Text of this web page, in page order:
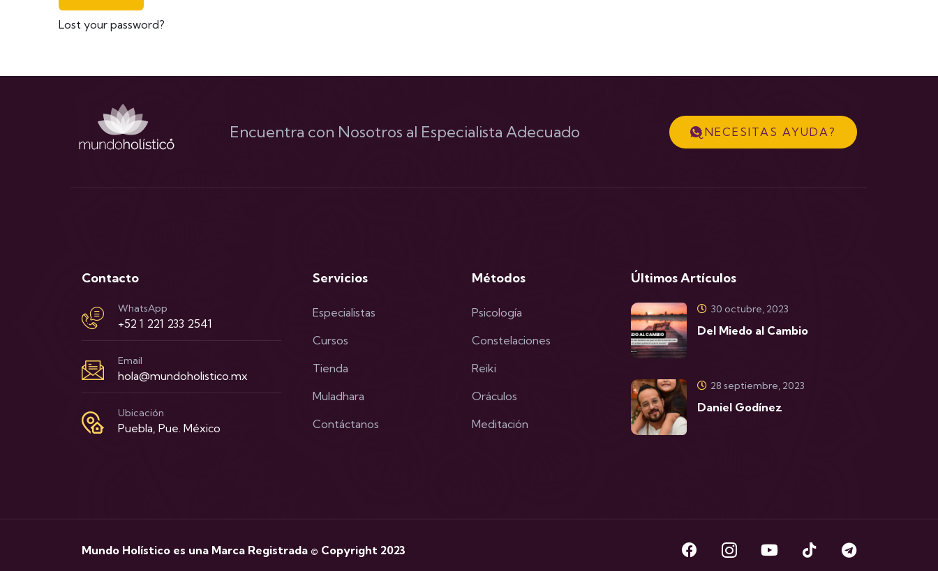
Lost your password?
Encuentra con Nosotros al Especialista Adecuado ¿NECESITAS AYUDA?
Contacto
WhatsApp
+52 1 221 233 2541
Email
hola@mundoholistico.mx
Ubicación
Puebla, Pue. México
Servicios
Especialistas
Cursos
Tienda
Muladhara
Contáctanos
Métodos
Psicología
Constelaciones
Reiki
Oráculos
Meditación
Últimos Artículos
30 octubre, 2023
Del Miedo al Cambio
28 septiembre, 2023
Daniel Godínez
Mundo Holístico es una Marca Registrada © Copyright 2023